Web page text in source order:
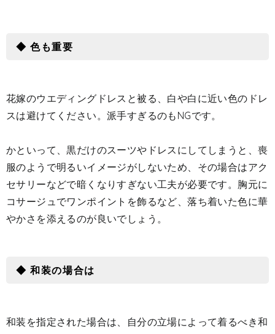
◆ 色も重要
花嫁のウエディングドレスと被る、白や白に近い色のドレ
スは避けてください。派手すぎるのもNGです。
かといって、黒だけのスーツやドレスにしてしまうと、喪
服のようで明るいイメージがしないため、その場合はアク
セサリーなどで暗くなりすぎない工夫が必要です。胸元に
コサージュでワンポイントを飾るなど、落ち着いた色に華
やかさを添えるのが良いでしょう。
◆ 和装の場合は
和装を指定された場合は、自分の立場によって着るべき和